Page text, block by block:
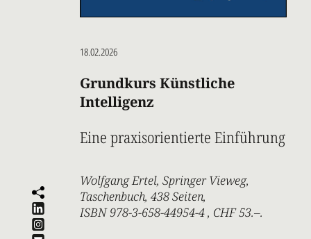
18.02.2026
Grundkurs Künstliche
Intelligenz
Eine praxisorientierte Einführung
Wolfgang Ertel, Springer Vieweg,
Taschenbuch, 438 Seiten,
ISBN 978-3-658-44954-4 , CHF 53.–.